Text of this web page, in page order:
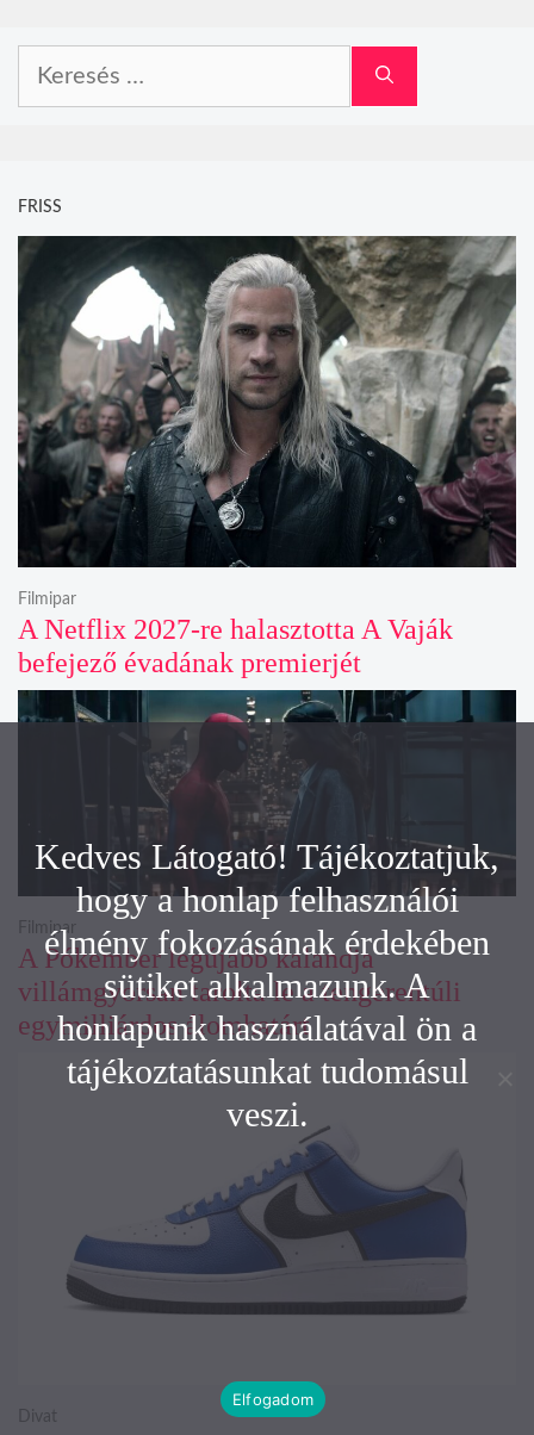
FRISS
A Netflix 2027-re halasztotta A Vaják
befejező évadának premierjét
Filmipar
A Pókember legújabb kalandja
villámgyorsan tarolta le a tengerentúli
egymilliárdos álomhatárt
Filmipar
Divat
Kedves Látogató! Tájékoztatjuk,
hogy a honlap felhasználói
élmény fokozásának érdekében
sütiket alkalmazunk. A
honlapunk használatával ön a
tájékoztatásunkat tudomásul
veszi.
Elfogadom